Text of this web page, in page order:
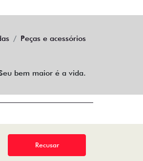
Peças e acessórios
bem maior é a vida.
Recusar